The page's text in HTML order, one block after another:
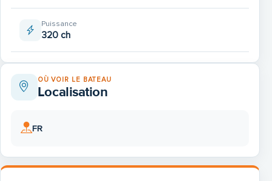
Plissee Seitenscheiben Salon
Puissance
320 ch
OÙ VOIR LE BATEAU
Localisation
FR